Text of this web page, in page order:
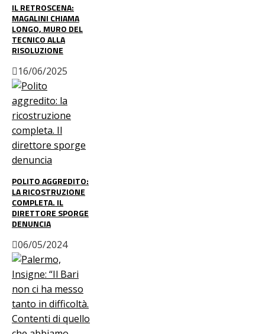
IL RETROSCENA:
MAGALINI CHIAMA
LONGO, MURO DEL
TECNICO ALLA
RISOLUZIONE
16/06/2025
POLITO AGGREDITO:
LA RICOSTRUZIONE
COMPLETA. IL
DIRETTORE SPORGE
DENUNCIA
06/05/2024